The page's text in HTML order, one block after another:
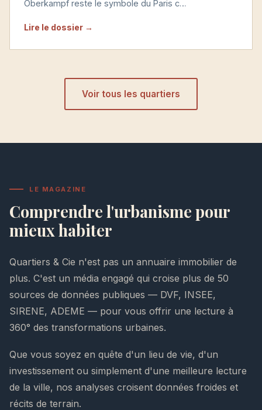
Oberkampf reste le symbole du Paris c…
Lire le dossier →
Voir tous les quartiers
LE MAGAZINE
Comprendre l'urbanisme pour
mieux habiter
Quartiers & Cie n'est pas un annuaire immobilier de
plus. C'est un média engagé qui croise plus de 50
sources de données publiques — DVF, INSEE,
SIRENE, ADEME — pour vous offrir une lecture à
360° des transformations urbaines.
Que vous soyez en quête d'un lieu de vie, d'un
investissement ou simplement d'une meilleure lecture
de la ville, nos analyses croisent données froides et
récits de terrain.